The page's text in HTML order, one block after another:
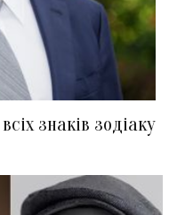
знаків зодіаку